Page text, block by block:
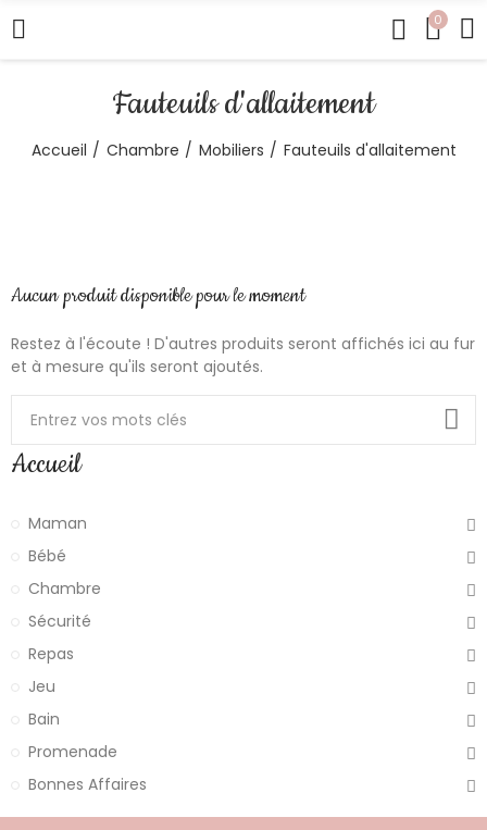
0
Fauteuils d'allaitement
Accueil Chambre Mobiliers Fauteuils d'allaitement
Aucun produit disponible pour le moment
Restez à l'écoute ! D'autres produits seront affichés ici au fur
et à mesure qu'ils seront ajoutés.
Accueil
Maman
Bébé
Chambre
Sécurité
Repas
Jeu
Bain
Promenade
Bonnes Affaires